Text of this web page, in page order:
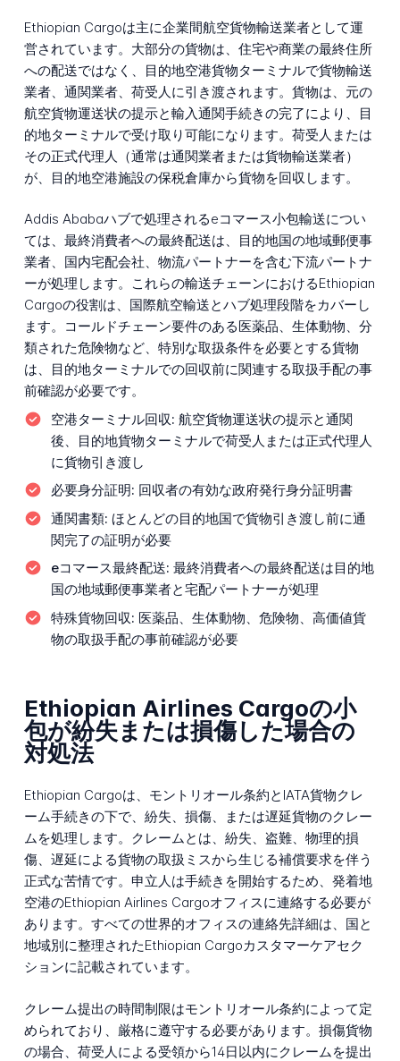
Ethiopian Cargoは主に企業間航空貨物輸送業者として運
営されています。大部分の貨物は、住宅や商業の最終住所
への配送ではなく、目的地空港貨物ターミナルで貨物輸送
業者、通関業者、荷受人に引き渡されます。貨物は、元の
航空貨物運送状の提示と輸入通関手続きの完了により、目
的地ターミナルで受け取り可能になります。荷受人または
その正式代理人（通常は通関業者または貨物輸送業者）
が、目的地空港施設の保税倉庫から貨物を回収します。
Addis Ababaハブで処理されるeコマース小包輸送につい
ては、最終消費者への最終配送は、目的地国の地域郵便事
業者、国内宅配会社、物流パートナーを含む下流パートナ
ーが処理します。これらの輸送チェーンにおけるEthiopian
Cargoの役割は、国際航空輸送とハブ処理段階をカバーし
ます。コールドチェーン要件のある医薬品、生体動物、分
類された危険物など、特別な取扱条件を必要とする貨物
は、目的地ターミナルでの回収前に関連する取扱手配の事
前確認が必要です。
空港ターミナル回収: 航空貨物運送状の提示と通関
後、目的地貨物ターミナルで荷受人または正式代理人
に貨物引き渡し
必要身分証明: 回収者の有効な政府発行身分証明書
通関書類: ほとんどの目的地国で貨物引き渡し前に通
関完了の証明が必要
eコマース最終配送: 最終消費者への最終配送は目的地
国の地域郵便事業者と宅配パートナーが処理
特殊貨物回収: 医薬品、生体動物、危険物、高価値貨
物の取扱手配の事前確認が必要
Ethiopian Airlines Cargoの小
包が紛失または損傷した場合の
対処法
Ethiopian Cargoは、モントリオール条約とIATA貨物クレ
ーム手続きの下で、紛失、損傷、または遅延貨物のクレー
ムを処理します。クレームとは、紛失、盗難、物理的損
傷、遅延による貨物の取扱ミスから生じる補償要求を伴う
正式な苦情です。申立人は手続きを開始するため、発着地
空港のEthiopian Airlines Cargoオフィスに連絡する必要が
あります。すべての世界的オフィスの連絡先詳細は、国と
地域別に整理されたEthiopian Cargoカスタマーケアセク
ションに記載されています。
クレーム提出の時間制限はモントリオール条約によって定
められており、厳格に遵守する必要があります。損傷貨物
の場合、荷受人による受領から14日以内にクレームを提出